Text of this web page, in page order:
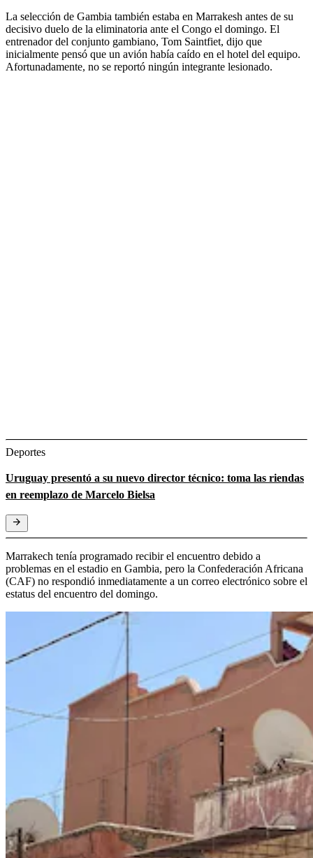
La selección de Gambia también estaba en Marrakesh antes de su
decisivo duelo de la eliminatoria ante el Congo el domingo. El
entrenador del conjunto gambiano, Tom Saintfiet, dijo que
inicialmente pensó que un avión había caído en el hotel del equipo.
Afortunadamente, no se reportó ningún integrante lesionado.
Deportes
Uruguay presentó a su nuevo director técnico: toma las riendas
en reemplazo de Marcelo Bielsa
Marrakech tenía programado recibir el encuentro debido a
problemas en el estadio en Gambia, pero la Confederación Africana
(CAF) no respondió inmediatamente a un correo electrónico sobre el
estatus del encuentro del domingo.